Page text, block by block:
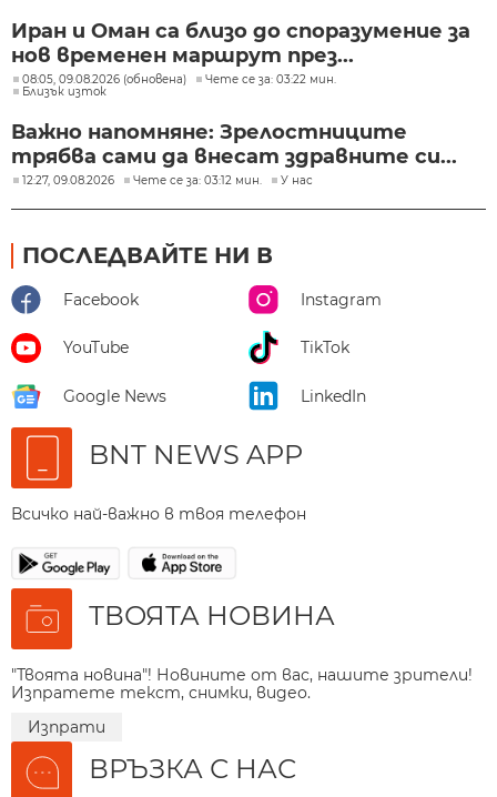
Иран и Оман са близо до споразумение за
нов временен маршрут през...
08:05, 09.08.2026 (обновена)
Чете се за: 03:22 мин.
Близък изток
Важно напомняне: Зрелостниците
трябва сами да внесат здравните си...
12:27, 09.08.2026 Чете се за: 03:12 мин. У нас
ПОСЛЕДВАЙТЕ НИ В
Facebook Instagram
YouTube TikTok
Google News LinkedIn
BNT NEWS APP
Всичко най-важно в твоя телефон
ТВОЯТА НОВИНА
"Твоята новина"! Новините от вас, нашите зрители!
Изпратете текст, снимки, видео.
Изпрати
ВРЪЗКА С НАС